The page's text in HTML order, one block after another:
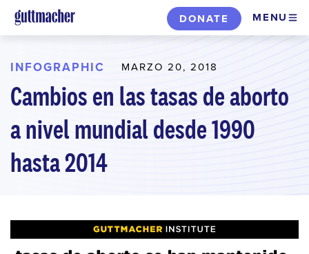
Skip
to
content
DONATE MENU
INFOGRAPHIC MARZO 20, 2018
Cambios en las tasas de aborto
a nivel mundial desde 1990
hasta 2014